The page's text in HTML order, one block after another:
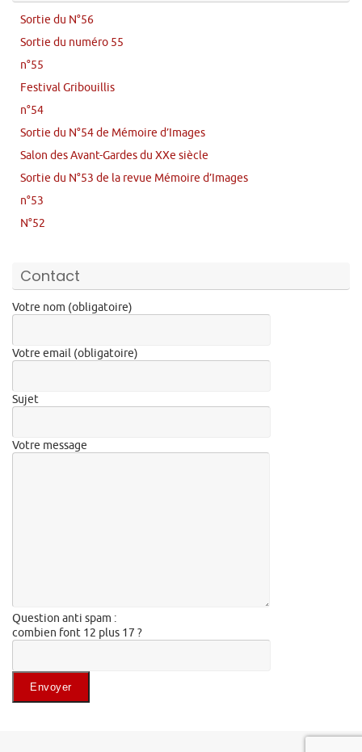
Sortie du N°56
Sortie du numéro 55
n°55
Festival Gribouillis
n°54
Sortie du N°54 de Mémoire d’Images
Salon des Avant-Gardes du XXe siècle
Sortie du N°53 de la revue Mémoire d’Images
n°53
N°52
Contact
Votre nom (obligatoire)
Votre email (obligatoire)
Sujet
Votre message
Question anti spam :
combien font 12 plus 17 ?